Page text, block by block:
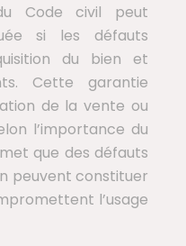
Code civil peut
si les défauts
du bien et
Cette garantie
de la vente ou
l’importance du
que des défauts
peuvent constituer
l’usage